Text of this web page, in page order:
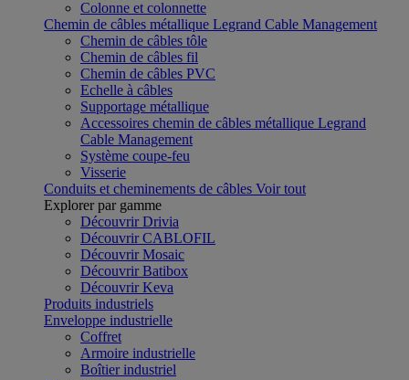
Colonne et colonnette
Chemin de câbles métallique Legrand Cable Management
Chemin de câbles tôle
Chemin de câbles fil
Chemin de câbles PVC
Echelle à câbles
Supportage métallique
Accessoires chemin de câbles métallique Legrand
Cable Management
Système coupe-feu
Visserie
Conduits et cheminements de câbles Voir tout
Explorer par gamme
Découvrir Drivia
Découvrir CABLOFIL
Découvrir Mosaic
Découvrir Batibox
Découvrir Keva
Produits industriels
Enveloppe industrielle
Coffret
Armoire industrielle
Boîtier industriel